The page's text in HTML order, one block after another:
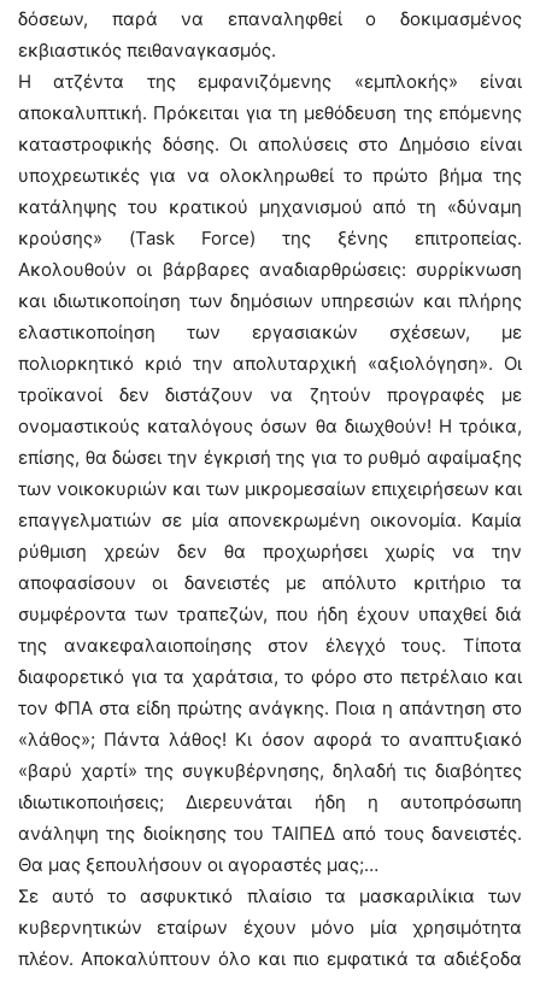
δόσεων, παρά να επαναληφθεί ο δοκιμασμένος
εκβιαστικός πειθαναγκασμός.
Η ατζέντα της εμφανιζόμενης «εμπλοκής» είναι
αποκαλυπτική. Πρόκειται για τη μεθόδευση της επόμενης
καταστροφικής δόσης. Οι απολύσεις στο Δημόσιο είναι
υποχρεωτικές για να ολοκληρωθεί το πρώτο βήμα της
κατάληψης του κρατικού μηχανισμού από τη «δύναμη
κρούσης» (Task Force) της ξένης επιτροπείας.
Ακολουθούν οι βάρβαρες αναδιαρθρώσεις: συρρίκνωση
και ιδιωτικοποίηση των δημόσιων υπηρεσιών και πλήρης
ελαστικοποίηση των εργασιακών σχέσεων, με
πολιορκητικό κριό την απολυταρχική «αξιολόγηση». Οι
τροϊκανοί δεν διστάζουν να ζητούν προγραφές με
ονομαστικούς καταλόγους όσων θα διωχθούν! Η τρόικα,
επίσης, θα δώσει την έγκρισή της για το ρυθμό αφαίμαξης
των νοικοκυριών και των μικρομεσαίων επιχειρήσεων και
επαγγελματιών σε μία απονεκρωμένη οικονομία. Καμία
ρύθμιση χρεών δεν θα προχωρήσει χωρίς να την
αποφασίσουν οι δανειστές με απόλυτο κριτήριο τα
συμφέροντα των τραπεζών, που ήδη έχουν υπαχθεί διά
της ανακεφαλαιοποίησης στον έλεγχό τους. Τίποτα
διαφορετικό για τα χαράτσια, το φόρο στο πετρέλαιο και
τον ΦΠΑ στα είδη πρώτης ανάγκης. Ποια η απάντηση στο
«λάθος»; Πάντα λάθος! Κι όσον αφορά το αναπτυξιακό
«βαρύ χαρτί» της συγκυβέρνησης, δηλαδή τις διαβόητες
ιδιωτικοποιήσεις; Διερευνάται ήδη η αυτοπρόσωπη
ανάληψη της διοίκησης του ΤΑΙΠΕΔ από τους δανειστές.
Θα μας ξεπουλήσουν οι αγοραστές μας;…
Σε αυτό το ασφυκτικό πλαίσιο τα μασκαριλίκια των
κυβερνητικών εταίρων έχουν μόνο μία χρησιμότητα
πλέον. Αποκαλύπτουν όλο και πιο εμφατικά τα αδιέξοδα